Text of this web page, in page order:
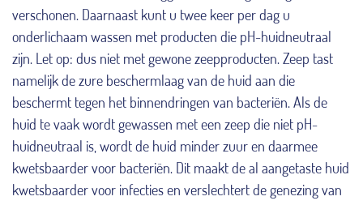
verschonen. Daarnaast kunt u twee keer per dag u
onderlichaam wassen met producten die pH-huidneutraal
zijn. Let op: dus niet met gewone zeepproducten. Zeep tast
namelijk de zure beschermlaag van de huid aan die
beschermt tegen het binnendringen van bacteriën. Als de
huid te vaak wordt gewassen met een zeep die niet pH-
huidneutraal is, wordt de huid minder zuur en daarmee
kwetsbaarder voor bacteriën. Dit maakt de al aangetaste huid
kwetsbaarder voor infecties en verslechtert de genezing van